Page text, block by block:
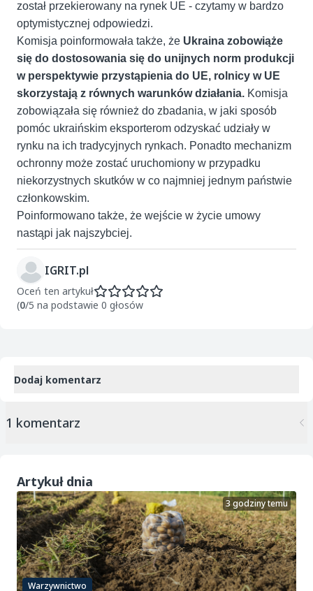
został przekierowany na rynek UE - czytamy w bardzo
optymistycznej odpowiedzi.
Komisja poinformowała także, że Ukraina zobowiąże
się do dostosowania się do unijnych norm produkcji
w perspektywie przystąpienia do UE, rolnicy w UE
skorzystają z równych warunków działania. Komisja
zobowiązała się również do zbadania, w jaki sposób
pomóc ukraińskim eksporterom odzyskać udziały w
rynku na ich tradycyjnych rynkach. Ponadto mechanizm
ochronny może zostać uruchomiony w przypadku
niekorzystnych skutków w co najmniej jednym państwie
członkowskim.
Poinformowano także, że wejście w życie umowy
nastąpi jak najszybciej.
IGRIT.pl
Oceń ten artykuł
(0/5 na podstawie 0 głosów
Dodaj komentarz
1 komentarz
Artykuł dnia
Warzywnictwo
3 godziny temu